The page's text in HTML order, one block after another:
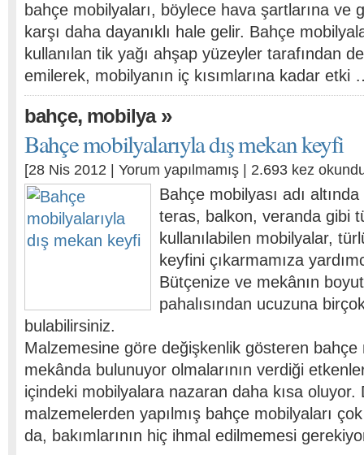
bahçe mobilyaları, böylece hava şartlarına ve
karşı daha dayanıklı hale gelir. Bahçe
kullanılan tik yağı ahşap yüzeyler tarafından
emilerek, mobilyanın iç kısımlarına kadar etki
bahçe, mobilya»
Bahçe mobilyalarıyla dış mekan keyfi
[28 Nis 2012 | Yorum yapılmamış | 2.693 kez
Bahçe mobilyası adı
teras, balkon, veranda gibi
kullanılabilen mobilyalar,
keyfini çıkarmamıza
Bütçenize ve mekânın
pahalısından ucuzuna
bulabilirsiniz.
Malzemesine göre değişkenlik gösteren bahçe
mekânda bulunuyor olmalarının verdiği
içindeki mobilyalara nazaran daha kısa oluyor.
malzemelerden yapılmış bahçe mobilyaları
da, bakımlarının hiç ihmal edilmemesi